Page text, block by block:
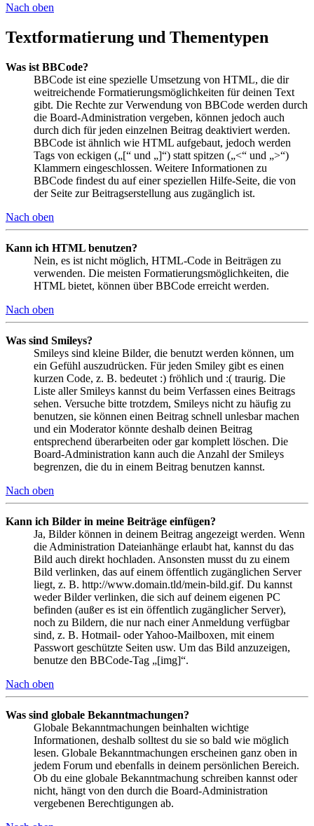
Nach oben
Textformatierung und Thementypen
Was ist BBCode?
BBCode ist eine spezielle Umsetzung von HTML, die dir
weitreichende Formatierungsmöglichkeiten für deinen Text
gibt. Die Rechte zur Verwendung von BBCode werden durch
die Board-Administration vergeben, können jedoch auch
durch dich für jeden einzelnen Beitrag deaktiviert werden.
BBCode ist ähnlich wie HTML aufgebaut, jedoch werden
Tags von eckigen („[“ und „]“) statt spitzen („<“ und „>“)
Klammern eingeschlossen. Weitere Informationen zu
BBCode findest du auf einer speziellen Hilfe-Seite, die von
der Seite zur Beitragserstellung aus zugänglich ist.
Nach oben
Kann ich HTML benutzen?
Nein, es ist nicht möglich, HTML-Code in Beiträgen zu
verwenden. Die meisten Formatierungsmöglichkeiten, die
HTML bietet, können über BBCode erreicht werden.
Nach oben
Was sind Smileys?
Smileys sind kleine Bilder, die benutzt werden können, um
ein Gefühl auszudrücken. Für jeden Smiley gibt es einen
kurzen Code, z. B. bedeutet :) fröhlich und :( traurig. Die
Liste aller Smileys kannst du beim Verfassen eines Beitrags
sehen. Versuche bitte trotzdem, Smileys nicht zu häufig zu
benutzen, sie können einen Beitrag schnell unlesbar machen
und ein Moderator könnte deshalb deinen Beitrag
entsprechend überarbeiten oder gar komplett löschen. Die
Board-Administration kann auch die Anzahl der Smileys
begrenzen, die du in einem Beitrag benutzen kannst.
Nach oben
Kann ich Bilder in meine Beiträge einfügen?
Ja, Bilder können in deinem Beitrag angezeigt werden. Wenn
die Administration Dateianhänge erlaubt hat, kannst du das
Bild auch direkt hochladen. Ansonsten musst du zu einem
Bild verlinken, das auf einem öffentlich zugänglichen Server
liegt, z. B. http://www.domain.tld/mein-bild.gif. Du kannst
weder Bilder verlinken, die sich auf deinem eigenen PC
befinden (außer es ist ein öffentlich zugänglicher Server),
noch zu Bildern, die nur nach einer Anmeldung verfügbar
sind, z. B. Hotmail- oder Yahoo-Mailboxen, mit einem
Passwort geschützte Seiten usw. Um das Bild anzuzeigen,
benutze den BBCode-Tag „[img]“.
Nach oben
Was sind globale Bekanntmachungen?
Globale Bekanntmachungen beinhalten wichtige
Informationen, deshalb solltest du sie so bald wie möglich
lesen. Globale Bekanntmachungen erscheinen ganz oben in
jedem Forum und ebenfalls in deinem persönlichen Bereich.
Ob du eine globale Bekanntmachung schreiben kannst oder
nicht, hängt von den durch die Board-Administration
vergebenen Berechtigungen ab.